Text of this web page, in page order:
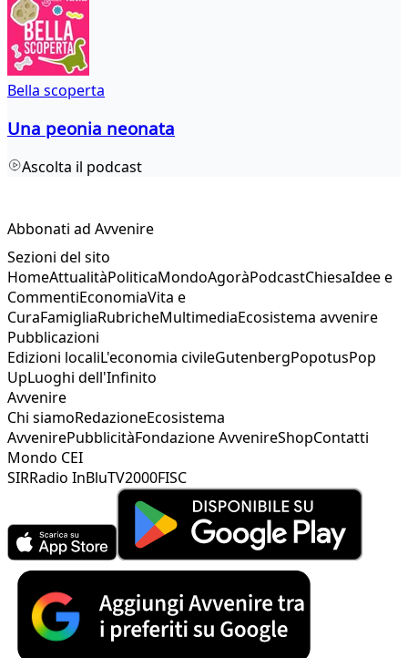
Bella scoperta
Una peonia neonata
Ascolta il podcast
Abbonati ad Avvenire
Sezioni del sito
HomeAttualitàPoliticaMondoAgoràPodcastChiesaIdee e
CommentiEconomiaVita e
CuraFamigliaRubricheMultimediaEcosistema avvenire
Pubblicazioni
Edizioni localiL'economia civileGutenbergPopotusPop
UpLuoghi dell'Infinito
Avvenire
Chi siamoRedazioneEcosistema
AvvenirePubblicitàFondazione AvvenireShopContatti
Mondo CEI
SIRRadio InBluTV2000FISC